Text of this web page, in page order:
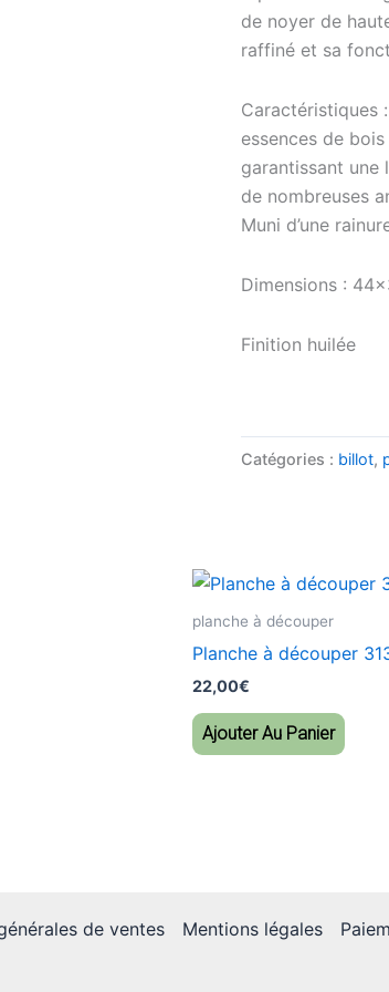
de noyer de
raffiné et sa
Caractéristiques
essences de
garantissant une
de nombreuses
Muni d’une
Dimensions :
Finition huilée
Catégories : billot,
planche à découper
Planche à découper
22,00€
Ajouter Au Panier
de ventes Mentions légales